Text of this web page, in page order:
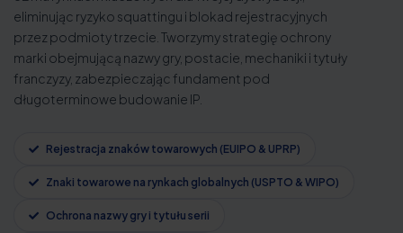
eliminując ryzyko squattingu i blokad rejestracyjnych
przez podmioty trzecie. Tworzymy strategię ochrony
marki obejmującą nazwy gry, postacie, mechaniki i tytuły
franczyzy, zabezpieczając fundament pod
długoterminowe budowanie IP.
Rejestracja znaków towarowych (EUIPO & UPRP)
Znaki towarowe na rynkach globalnych (USPTO & WIPO)
Ochrona nazwy gry i tytułu serii